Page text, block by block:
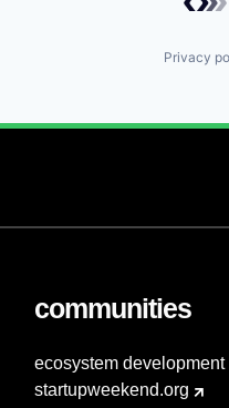
Privacy
communities
ecosystem development
startupweekend.org